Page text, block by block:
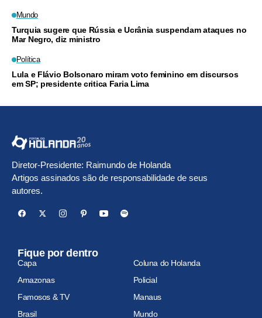
Mundo
Turquia sugere que Rússia e Ucrânia suspendam ataques no
Mar Negro, diz ministro
Política
Lula e Flávio Bolsonaro miram voto feminino em discursos
em SP; presidente critica Faria Lima
Diretor-Presidente: Raimundo de Holanda
Artigos assinados são de responsabilidade de seus
autores.
Fique por dentro
Capa
Coluna do Holanda
Amazonas
Policial
Famosos & TV
Manaus
Brasil
Mundo